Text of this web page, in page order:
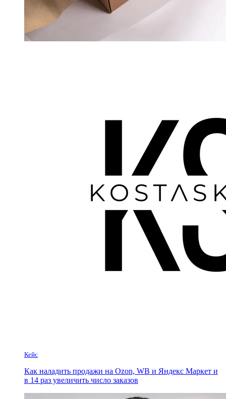
Кейс
Как наладить продажи на Ozon, WB и Яндекс Маркет и
в 14 раз увеличить число заказов